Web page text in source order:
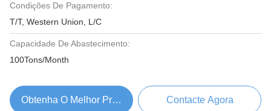
Condições De Pagamento:
T/T, Western Union, L/C
Capacidade De Abastecimento:
100Tons/Month
Obtenha O Melhor Preço Contacte Agora